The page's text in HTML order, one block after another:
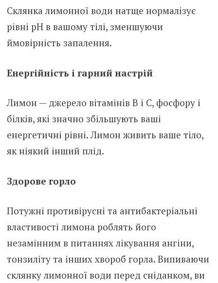
Склянка лимонної води натще нормалізує
рівні pH в вашому тілі, зменшуючи
ймовірність запалення.
Енергійність і гарний настрій
Лимон — джерело вітамінів B і C, фосфору і
білків, які значно збільшують ваші
енергетичні рівні. Лимон живить ваше тіло,
як ніякий інший плід.
Здорове горло
Потужні противірусні та антибактеріальні
властивості лимона роблять його
незамінним в питаннях лікування ангіни,
тонзиліту та інших хвороб горла. Випиваючи
склянку лимонної води перед сніданком, ви